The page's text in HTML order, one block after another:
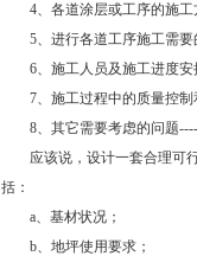
4、各道涂层或工序的施工
5、进行各道工序施工需要
6、施工人员及施工进度安
7、施工过程中的质量控制
8、其它需要考虑的问题
应该说，设计一套合理可行
括：
a、基材状况；
b、地坪使用要求；